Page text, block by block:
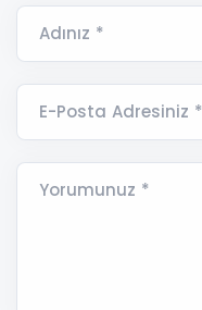
Adınız *
E-Posta Adresiniz *
Yorumunuz *